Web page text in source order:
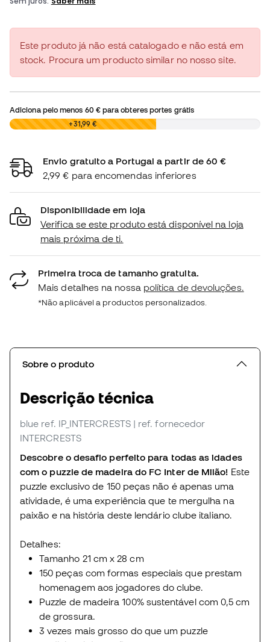
Este produto já não está catalogado e não está em
stock. Procura um producto similar no nosso site.
Adiciona pelo menos 60 €para obteres portes grátis
0,00 € +31,99 €
Envio gratuito a Portugal a partir de 60 €
2,99 € para encomendas inferiores
Disponibilidade em loja
Verifica se este produto está disponível na loja
mais próxima de ti.
Primeira troca de tamanho gratuita.
Mais detalhes na nossa política de devoluções.
*Não aplicável a productos personalizados.
Sobre o produto
Descrição técnica
blue ref. IP_INTERCRESTS | ref. fornecedor
INTERCRESTS
Descobre o desafio perfeito para todas as idades
com o puzzle de madeira do FC Inter de Milão! Este
puzzle exclusivo de 150 peças não é apenas uma
atividade, é uma experiência que te mergulha na
paixão e na história deste lendário clube italiano.
Detalhes:
Tamanho 21 cm x 28 cm
150 peças com formas especiais que prestam
homenagem aos jogadores do clube.
Puzzle de madeira 100% sustentável com 0,5 cm
de grossura.
3 vezes mais grosso do que um puzzle